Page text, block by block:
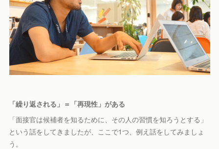
「繰り返される」＝「再現性」がある
「面接官は候補者を知るために、その人の習慣を知ろうとする」
という話をしてきましたが、ここで1つ、例え話をしてみましょ
う。